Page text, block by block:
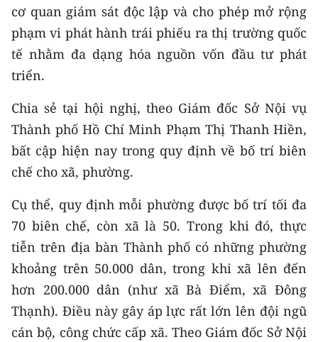
cơ quan giám sát độc lập và cho phép mở rộng
phạm vi phát hành trái phiếu ra thị trường quốc
tế nhằm đa dạng hóa nguồn vốn đầu tư phát
triển.
Chia sẻ tại hội nghị, theo Giám đốc Sở Nội vụ
Thành phố Hồ Chí Minh Phạm Thị Thanh Hiền,
bất cập hiện nay trong quy định về bố trí biên
chế cho xã, phường.
Cụ thể, quy định mỗi phường được bố trí tối đa
70 biên chế, còn xã là 50. Trong khi đó, thực
tiễn trên địa bàn Thành phố có những phường
khoảng trên 50.000 dân, trong khi xã lên đến
hơn 200.000 dân (như xã Bà Điểm, xã Đông
Thạnh). Điều này gây áp lực rất lớn lên đội ngũ
cán bộ, công chức cấp xã. Theo Giám đốc Sở Nội